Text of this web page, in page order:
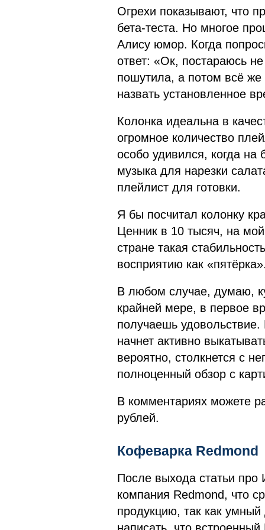
Огрехи показывают, что
бета-теста. Но многое
Алису юмор. Когда
ответ: «Ок, постараюсь
пошутила, а потом всё же
назвать установленное
Колонка идеальна в
огромное количество
особо удивился, когда
музыка для нарезки
плейлист для готовки.
Я бы посчитал колонку
Ценник в 10 тысяч, на
стране такая
восприятию как
В любом случае, думаю,
крайней мере, в первое
получаешь
начнет активно
вероятно, столкнется с
полноценный обзор с
В комментариях можете
рублей.
Кофеварка Redmond
После выхода статьи
компания Redmond, что
продукцию, так как